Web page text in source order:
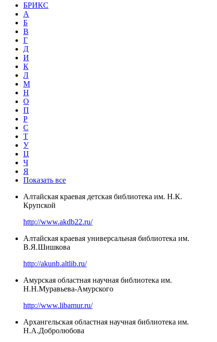
БРИКС
А
Б
В
Г
Д
И
К
Л
М
Н
О
П
Р
С
Т
У
Ц
Ч
Я
Показать все
Алтайская краевая детская библиотека им. Н.К.
Крупской
http://www.akdb22.ru/
Алтайская краевая универсальная библиотека им.
В.Я.Шишкова
http://akunb.altlib.ru/
Амурская областная научная библиотека им.
Н.Н.Муравьева-Амурского
http://www.libamur.ru/
Архангельская областная научная библиотека им.
Н.А.Добролюбова